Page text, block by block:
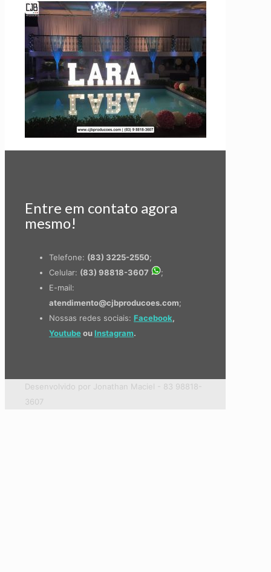
Entre em contato agora
mesmo!
Telefone: (83) 3225-2550;
Celular: (83) 98818-3607
;
E-mail:
atendimento@cjbproducoes.com;
Nossas redes sociais: Facebook,
Youtubeou Instagram.
Desenvolvido por Jonathan Maciel - 83 98818-
3607